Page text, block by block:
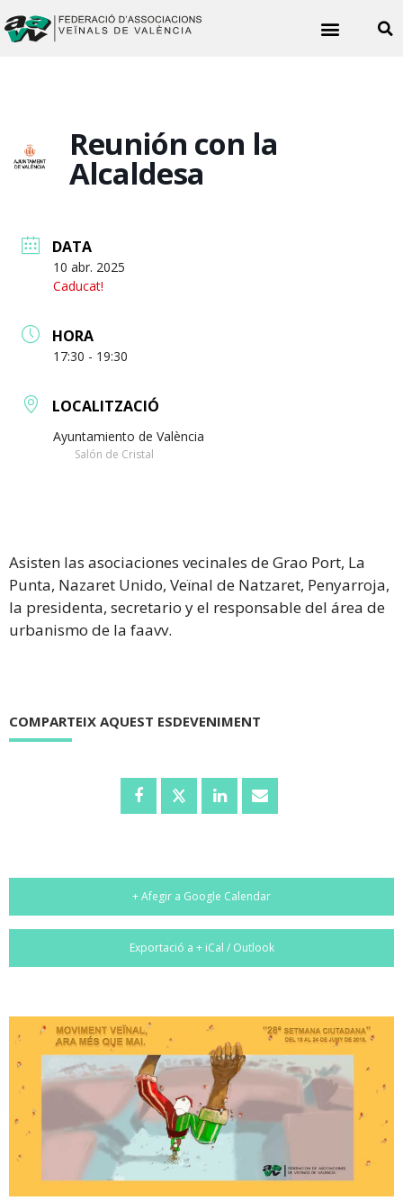
Reunión con la
Alcaldesa
DATA
10 abr. 2025
Caducat!
HORA
17:30 - 19:30
LOCALITZACIÓ
Ayuntamiento de València
Salón de Cristal
Asisten las asociaciones vecinales de Grao Port, La
Punta, Nazaret Unido, Veïnal de Natzaret, Penyarroja,
la presidenta, secretario y el responsable del área de
urbanismo de la faavv.
COMPARTEIX AQUEST ESDEVENIMENT
+ Afegir a Google Calendar
Exportació a + iCal / Outlook